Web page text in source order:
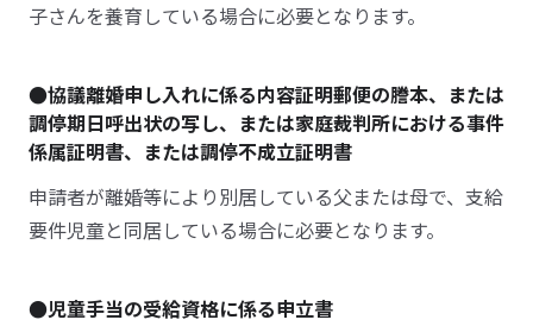
子さんを養育している場合に必要となります。
●協議離婚申し入れに係る内容証明郵便の謄本、または
調停期日呼出状の写し、または家庭裁判所における事件
係属証明書、または調停不成立証明書
申請者が離婚等により別居している父または母で、支給
要件児童と同居している場合に必要となります。
●児童手当の受給資格に係る申立書